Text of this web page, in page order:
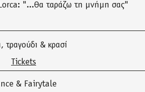
"...Θα ταράζω τη μνήμη σας"
τραγούδι & κρασί
Tickets
& Fairytale